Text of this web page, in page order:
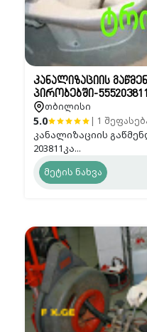
კანალიზაციის
პირობებში-555203811
თბილისი
5.0 | 1
კანალიზაციის
203811კა...
მეტის ნახვა